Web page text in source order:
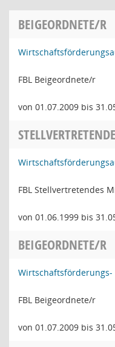
BEIGEORDNETE/R
FBL Beigeordnete/r
von 01.07.2009 bis
FBL Stellvertretendes
von 01.06.1999 bis
BEIGEORDNETE/R
FBL Beigeordnete/r
von 01.07.2009 bis